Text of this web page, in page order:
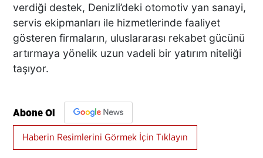
verdiği destek, Denizli’deki otomotiv yan sanayi,
servis ekipmanları ile hizmetlerinde faaliyet
gösteren firmaların, uluslararası rekabet gücünü
artırmaya yönelik uzun vadeli bir yatırım niteliği
taşıyor.
Abone Ol
Haberin Resimlerini Görmek İçin Tıklayın